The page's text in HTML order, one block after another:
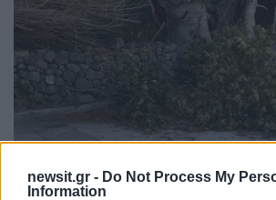
newsit.gr - Do Not Process My
Information